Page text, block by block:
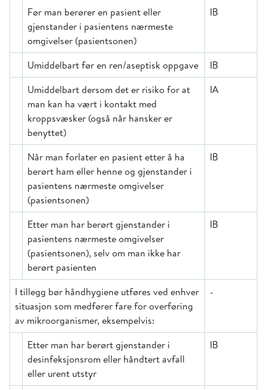
Før man berører en pasient eller
gjenstander i pasientens nærmeste
omgivelser (pasientsonen)
IB
Umiddelbart før en ren/aseptisk oppgave
IB
Umiddelbart dersom det er risiko for at
man kan ha vært i kontakt med
kroppsvæsker (også når hansker er
benyttet)
IA
Når man forlater en pasient etter å ha
berørt ham eller henne og gjenstander i
pasientens nærmeste omgivelser
(pasientsonen)
IB
Etter man har berørt gjenstander i
pasientens nærmeste omgivelser
(pasientsonen), selv om man ikke har
berørt pasienten
IB
I tillegg bør håndhygiene utføres ved enhver
situasjon som medfører fare for overføring
av mikroorganismer, eksempelvis:
-
Etter man har berørt gjenstander i
desinfeksjonsrom eller håndtert avfall
eller urent utstyr
IB